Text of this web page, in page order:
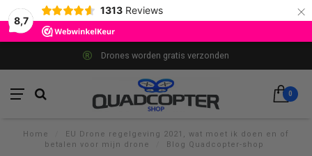
8,7
1313 Reviews ×
Op werkdagen voor 22:00 besteld, morgen in
0
Home
EU Drone regelgeving 2021, wat moet ik doen en of
betalen voor mijn drone
Blog Quadcopter-shop